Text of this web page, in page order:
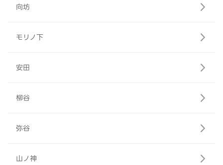
向坊
モリノ下
安田
柳谷
弥谷
山ノ神